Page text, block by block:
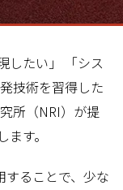
したい」 「シス
技術を習得した
所（NRI）が提
す。
することで、少な